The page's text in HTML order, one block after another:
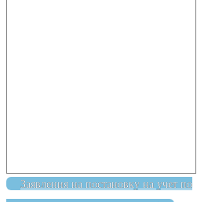
Заявления на постановку на учет по